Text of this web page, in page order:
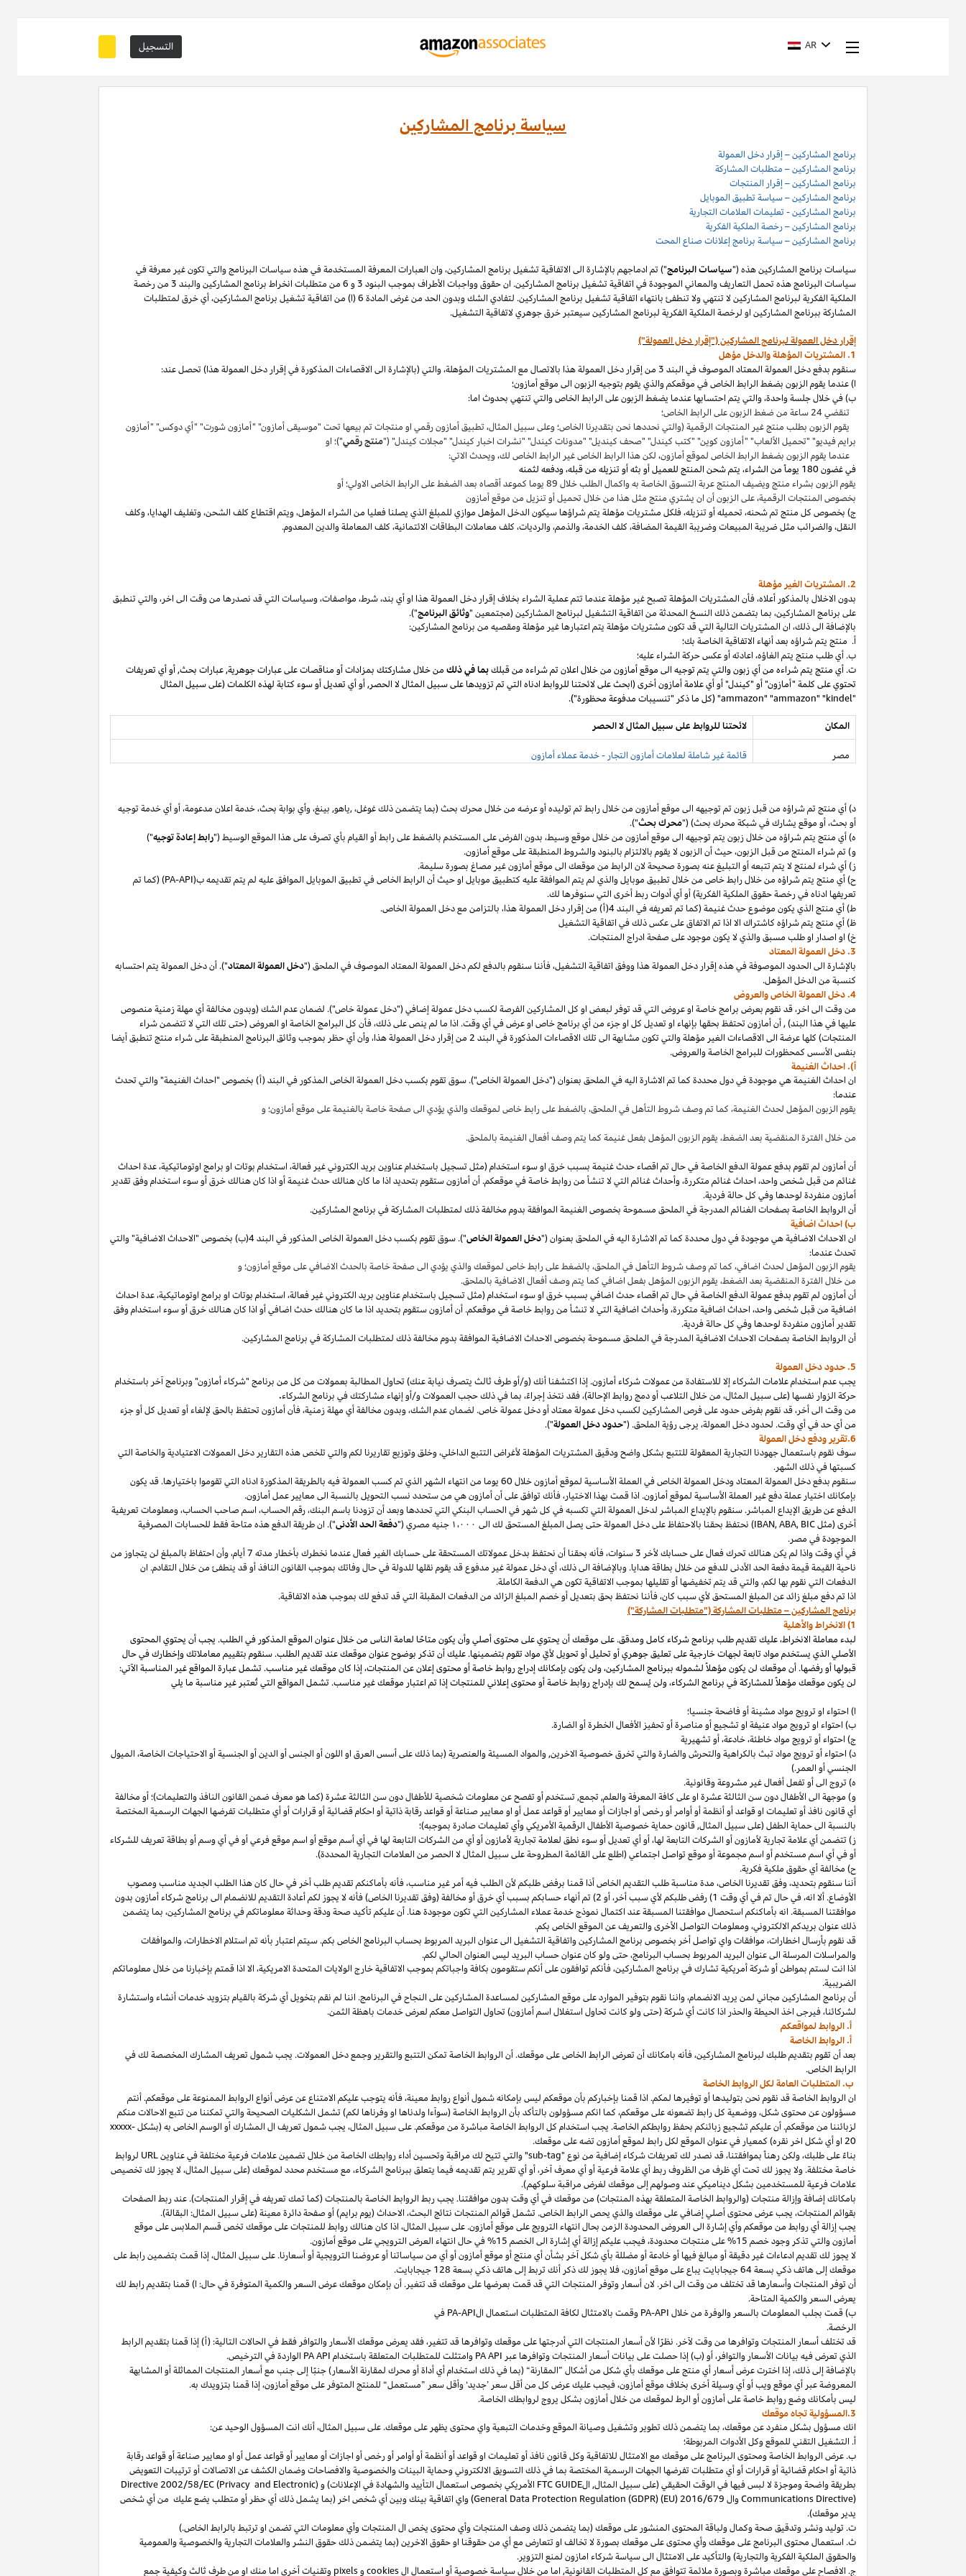
التسجيل AR
سياسة برنامج المشاركين
برنامج المشاركين – إقرار دخل العمولة
برنامج المشاركين – متطلبات المشاركة
برنامج المشاركين – إقرار المنتجات
برنامج المشاركين – سياسة تطبيق الموبايل
برنامج المشاركين - تعليمات العلامات التجارية
برنامج المشاركين – رخصة الملكية الفكرية
برنامج المشاركين – سياسة برنامج إعلانات صناع المحت
سياسات برنامج المشاركين هذه ("سياسات البرنامج") تم ادماجهم بالإشارة الى الاتفاقية تشغيل برنامج المشاركين، وان العبارات المعرفة المستخدمة في هذه سياسات البرنامج والتي تكون غير معرفة في
سياسات البرنامج هذه تحمل التعاريف والمعاني الموجودة في اتفاقية تشغيل برنامج المشاركين. ان حقوق وواجبات الأطراف بموجب البنود 3
و 6
من متطلبات انخراط برنامج المشاركين والبند 3 من رخصة
الملكية الفكرية لبرنامج المشاركين لا تنتهي ولا تنطفئ بانتهاء اتفاقية تشغيل برنامج المشاركين. لتفادي الشك وبدون الحد من غرض المادة 6 (ا) من اتفاقية تشغيل برنامج المشاركين، أي خرق لمتطلبات
المشاركة ببرنامج المشاركين او لرخصة الملكية الفكرية لبرنامج المشاركين سيعتبر خرق جوهري لاتفاقية التشغيل.
إقرار دخل العمولة لبرنامج المشاركين ("إقرار دخل العمولة")
1. المشتريات المؤهلة والدخل مؤهل
سنقوم بدفع دخل العمولة المعتاد الموصوف في البند 3 من إقرار دخل العمولة هذا بالاتصال مع المشتريات المؤهلة
،والتي (بالإشارة الى الاقصاءات المذكورة في إقرار دخل العمولة هذا) تحصل عند:
ا) عندما يقوم الزبون بضغط الرابط الخاص في موقعكم والذي يقوم بتوجيه الزبون الى موقع أمازون؛
ب) في خلال جلسة واحدة،والتي يتم احتسابها عندما يضغط الزبون على الرابط الخاص والتي تنتهي بحدوث اما:
تنقضي 24 ساعة من ضغط الزبون على الرابط الخاص؛
يقوم الزبون بطلب منتج غير المنتجات الرقمية (والتي نحددها نحن بتقديرنا الخاص؛وعلى سبيل المثال، تطبيق أمازون رقمي او منتجات تم بيعها تحت "موسيقى أمازون" "أمازون شورت" "أي دوكس" "أمازون
برايم فيديو" "تحميل الألعاب" "أمازون كوين" "كتب كيندل" "صحف كينديل" "مدونات كيندل" "نشرات اخبار كيندل" "مجلات كيندل" ("منتج رقمي")؛ او
عندما يقوم الزبون بضغط الرابط الخاص لموقع أمازون، لكن هذا الرابط الخاص غير الرابط الخاص لك،ويحدث الاتي:
في غضون180 يوماً من الشراء، يتم شحن المنتج للعميل أو بثه أو تنزيله من قبله، ودفعه لثمنه
يقوم الزبون بشراء منتج ويضيف المنتج عربة التسوق الخاصة به واكمال الطلب خلال 89 يوما كموعد أقصاه بعد الضغط على الرابط الخاص الاولي؛ أو
بخصوص المنتجات الرقمية،على الزبون أن ان يشتري منتج مثل هذا من خلال تحميل أو تنزيل من موقع أمازون
ج) بخصوص كل منتج تم شحنه، تحميله أو تنزيله،فلكل مشتريات مؤهلة يتمشراؤهاسيكون الدخل المؤهل موازي للمبلغ الذي يصلنا فعليا من الشراء المؤهل،ويتم اقتطاع كلف الشحن،وتغليف الهدايا،وكلف
النقل،والضرائب مثل ضريبة المبيعات وضريبة القيمة المضافة، كلف الخدمة،والذمم،والرديات، كلف معاملات البطاقات الائتمانية، كلف المعاملة والدين المعدوم.
2. المشتريات
الغير مؤهلة
بدون الاخلال بالمذكور أعلاه،فأن المشتريات المؤهلة تصبح غير مؤهلة عندما تتم عملية الشراء بخلاف إقرار دخل العمولة هذا او أي بند،شرط، مواصفات،وسياسات التي قد نصدرها من وقت الى اخر،والتي تنطبق
على برنامج المشاركين، بما بتضمن ذلك النسخ المحدثة من اتفاقية التشغيل لبرنامج المشاركين (مجتمعين "وثائق البرنامج").
بالإضافة الى ذلك، ان المشتريات التالية التي قد تكون مشتريات مؤهلة يتم اعتبارها غير مؤهلة ومقصيه من برنامج المشاركين:
أ. منتج يتمشراؤه بعد أنهاء الاتفاقية الخاصة بك؛
ب. أي طلب منتج يتم الغاؤه، اعادته أو عكس حركة الشراء عليه؛
ت. أي منتج يتم شراءه من أي زبون والتي يتم توجيه الى موقع أمازون من خلال اعلان تم شراءه من قبلكبما في ذلك من خلال مشاركتك بمزادات أو مناقصات على عبارات جوهرية, عبارات بحث, أو أي تعريفات
تحتوي على كلمة "أمازون" أو "كيندل" أو أي علامة أمازون أخرى (ابحث على لائحتنا للروابط ادناه التي تم تزويدها على سبيل المثال لا الحصر, أو أي تعديل أو سوء كتابة لهذه الكلمات (على سبيل المثال
"ammazon" "ammazon" "kindel" (كل ما ذكر "تنسيبات مدفوعة محظورة").
المكان
لائحتنا للروابط على سبيل المثال لا الحصر
مصر قائمة غير شاملة لعلامات أمازون التجار - خدمة عملاء أمازون
د) أي منتج تمشراؤه من قبل زبون تم توجيهه الى موقع أمازون من خلال رابط تم توليده أو عرضه من خلال محرك بحث (بما يتضمن ذلكغوغل،,ياهو, بينغ،وأي بوابة بحث،خدمة اعلان مدعومة،أوأي خدمة توجيه
أو بحث،أو موقع يشارك في شبكة محرك بحث) ("محرك بحث").
ه) أي منتج يتمشراؤه من خلال زبون يتم توجيهه الى موقع أمازون من خلال موقعوسيط، بدون الفرض على المستخدم بالضغط على رابط أو القيام بأي تصرف على هذا الموقع الوسيط ("رابط إعادة توجيه")
و) تم شراء المنتج من قبل الزبون،حيثأن الزبون لا يقوم بالالتزام بالبنودوالشروط المنطبقةعلى موقع أمازون.
ز) أي شراء لمنتج لا يتم تتبعه أو التبليغ عنه بصورة صحيحة لان الرابط من موقعك الى موقع أمازون غير مصاغ بصورة سليمة.
ح) أي منتج يتمشراؤه من خلال رابط خاص من خلال تطبيق موبايلوالذي لم يتم الموافقة عليه كتطبيق موبايل او حيثأن الرابط الخاص في تطبيق الموبايل الموافقعليه لم يتم تقديمه ب(PA-API) (كما تم
تعريفها ادناه في رخصة حقوق الملكية الفكرية) أو أي أدوات ربط أخرى التي سنوفرها لك.
ط) أي منتج الذي يكون موضوع حدث غنيمة (كما تم تعريفه في البند 4(أ) من إقرار دخل العمولة
هذا، بالتزامن مع دخل العمولة الخاص.
ظ) أي منتج يتمشراؤه كاشتراك الا اذا تم الاتفاق على عكس ذلك في اتفاقية التشغيل
خ) او اصدار او طلب مسبق والذي لا يكون موجود على صفحة ادراج المنتجات.
3. دخل العمولة المعتاد
بالإشارة الى الحدود الموصوفة في هذه إقرار دخل العمولة هذا ووفق اتفاقية التشغيل،فأننا سنقوم بالدفع لكم دخل العمولة المعتاد الموصوف في الملحق ("دخل العمولة المعتاد"). أن دخل العمولة يتم احتسابه
كنسبة من الدخل المؤهل.
4. دخل العمولة الخاص والعروض
من وقت الى اخر،قد نقوم بعرض برامج خاصة او عروض التي قد توفر لبعض او كل المشاركين الفرصة لكسب دخل عمولة إضافي ("دخل عمولة خاص"). لضمان عدم الشك (وبدون مخالفة أي مهلة زمنية منصوص
عليها في هذا البند)
,أن أمازون تحتفظ بحقها بإنهاء او تعديل كل او جزء من أي برنامج خاص او عرض في أي وقت. اذا ما لم ينص علىذلك،فأن كل البرامج الخاصة او العروض (حتى تلك التي لا تتضمن شراء
المنتجات) كلها عرضة الى الاقصاءات الغير مؤهلةوالتي تكون مشابهة الى تلك الاقصاءات المذكورة في البند 2 من إقرار دخل العمولةهذا،وأن أي حظر بموجب وثائق البرنامج المنطبقة على شراء منتج تنطبق أيضا
بنفس الأسس كمحظورات للبرامج الخاصة والعروض.
أ). احداث الغنيمة
ان احداث الغنيمة هي موجودة في دول محددة كما تم الاشارة اليه في الملحق بعنوان ("دخل العمولة الخاص"). سوق تقوم بكسب دخل العمولة الخاص المذكور في البند (أ) بخصوص "احداث الغنيمة" والتي تحدث
عندما:
يقوم الزبون المؤهل لحدث الغنيمة، كما تم وصف شروط التأهل في الملحق، بالضغط على رابط خاص لموقعك والذي يؤدي الى صفحة خاصة بالغنيمة على موقع أمازون؛ و
من خلال الفترة المنقضية بعد الضغط، يقوم الزبون المؤهل بفعل غنيمة كما يتم وصف أفعال الغنيمة بالملحق.
أن أمازون لم تقوم بدفع عمولة الدفع الخاصة في حال تم اقصاء حدث غنيمة بسبب خرق او سوء استخدام (مثل تسجيل باستخدام عناوين بريد الكتروني غير فعالة، استخدام بوتات او برامج اوتوماتيكية،عدة احداث
غنائم من قبل شخصواحد، احداث غنائم متكررة،وأحداث غنائم التي لا تنشأ من روابط خاصة في موقعكم. أن أمازون ستقوم بتحديد اذا ما كان هنالك حدث غنيمة أو اذا كان هنالك خرق أو سوء استخدام وفق تقدير
أمازون منفردة لوحدها وفي كل حالة فردية.
أن الروابط الخاصة بصفحات الغنائم المدرجة في الملحق مسموحة بخصوص الغنيمة الموافقة بدوم مخالفة ذلك لمتطلبات المشاركة في برنامج المشاركين.
ب) احداث اضافية
ان الاحداث الاضافية هي موجودة في دول محددة كما تم الاشارة اليه في الملحق بعنوان ("دخل العمولة الخاص
"). سوق تقوم بكسب دخل العمولة الخاص المذكور في البند 4(ب) بخصوص "الاحداث الاضافية" والتي
تحدث عندما:
يقوم الزبون المؤهل لحدث اضافي، كما تم وصف شروط التأهل في الملحق، بالضغط على رابط خاص لموقعك والذي يؤدي الى صفحة خاصة بالحدث الاضافي على موقع أمازون؛ و
من خلال الفترة المنقضية بعد الضغط، يقوم الزبون المؤهل بفعل اضافي كما يتم وصف أفعال الاضافية بالملحق.
أن أمازون لم تقوم بدفع عمولة الدفع الخاصة في حال تم اقصاء حدث اضافي بسبب خرق او سوء استخدام (مثل تسجيل باستخدام عناوين بريد الكتروني غيرفعالة، استخدام بوتات او برامج اوتوماتيكية،عدة احداث
اضافية من قبل شخصواحد، احداث اضافية متكررة،وأحداث اضافية التي لا تنشأ من روابط خاصة في موقعكم. أن أمازون ستقوم بتحديد اذا ما كان هنالك حدث اضافي أو اذا كان هنالك خرق أو سوء استخدام وفق
تقدير أمازون منفردة لوحدها وفي كل حالة فردية.
أن الروابط الخاصة بصفحات الاحداث الاضافية المدرجة في الملحق مسموحة بخصوص الاحداث الاضافية الموافقة بدوم مخالفة ذلك لمتطلبات المشاركة في برنامج المشاركين.
5. حدود دخل العمولة
يجب عدم استخدام علامات الشركاء إلا للاستفادة من عمولات شركاء أمازون. إذا اكتشفنا أنك (و/أو طرف ثالث يتصرف نيابة عنك) تحاول المطالبة بعمولات من كل من برنامج "شركاء أمازون" وبرنامج آخر باستخدام
حركة الزوار نفسها (على سبيل المثال، من خلال التلاعب أو دمج روابط الإحالة)، فقد نتخذ إجراءً، بما في ذلك حجب العمولات و/أو إنهاء مشاركتك في برنامج الشركاء.
من وقت الىأخر،قد نقوم بفرض حدود على فرص المشاركين لكسب دخل عمولة معتاد أو دخل عمولة خاص. لضمان عدم الشك،وبدون مخالفة أي مهلةزمنية،فأن أمازون تحتفظ بالحق لإلغاء أو تعديل كل أو جزء
من أي حد في أي وقت. لحدود دخل العمولة، يرجى رؤية الملحق. ("حدود دخل العمولة").
6.تقرير ودفع دخل العمولة
سوف نقوم باستعمال جهودنا التجارية المعقولة للتتبع بشكل واضح ودقيق المشتريات المؤهلة لأغراض التتبع الداخلي،وخلق وتوزيع تقاريرنا لكم والتي تلخص هذه التقارير دخل العمولات الاعتيادية والخاصة التي
كسبتها في ذلك الشهر.
سنقوم بدفع دخل العمولة المعتاد ودخل العمولة الخاص في العملة الأساسية لموقع أمازون خلال 60 يوما من انتهاء الشهر الذي تم كسب العمولة فيه بالطريقة المذكورة ادناه التي تقوموا باختيارها. قد يكون
بإمكانك اختيار عملة دفع غير العملة الأساسية لموقع أمازون. اذا قمت بهذا الاختيار،فأنك توافق على أن أمازون هي من ستحدد نسب التحويل بالنسبة الى معايير عمل أمازون.
الدفع عن طريق الإيداع المباشر. سنقوم بالإيداع المباشر لدخل العمولة التي تكسبه في كل شهر في الحساب البنكي التي تحددها وبعد أن تزودنا باسم البنك،رقم الحساب، اسم صاحب الحساب،ومعلومات تعريفية
أخرى (مثل
IBAN,ABA, BIC ) نحتفظ بحقنا بالاحتفاظ على دخل العمولة حتى يصل المبلغ المستحق لك الى ١٬٠٠٠ جنيه مصري("دفعة الحد الأدنى")
. انطريقة الدفعهذه متاحةفقط للحسابات المصرفية
الموجودةفي مصر.
في أي وقتواذا لم يكن هنالك تحرك فعال على حسابك لأخر 3 سنوات،فأنه بحقنا أن نحتفظ بدخل عمولاتك المستحقة على حسابك الغير فعالعندما نخطرك بأخطار مدته 7 أيام،وأن احتفاظ بالمبلغ لن يتجاوز من
ناحية القيمة قيمة دفعة الحد الأدنى للدفع من خلال بطاقة هدايا. وبالإضافة الىذلك،أي دخل عمولة غير مدفوع قد يقوم نقلها للدولة في حال وفاتك بموجب القانون النافذ أو قد ينطفئ من خلال التقادم. ان
الدفعات التي نقوم بها لكم،والتي قد يتم تخفيضها أو تقليلها بموجب الاتفاقية تكون هي الدفعة الكاملة.
اذا تم دفع مبلغ زائد عن المبلغ المستحق لأي سبب كان،فأننا نحتفظ بحق بتعديل أو خصم المبلغ الزائد من الدفعات المقبلة التي قد تدفع لك بموجب هذه الاتفاقية.
برنامج المشاركين – متطلبات المشاركة ("متطلبات المشاركة")
1) الانخراط والأهلية
لبدء معاملة الانخراط، عليك تقديم طلب برنامج شركاء كامل ومدقق. على موقعك أن يحتوي على محتوى أصلي وأن يكون متاحًا لعامة الناس من خلال عنوان الموقع المذكور في الطلب. يجب أن يحتوي المحتوى
الأصلي الذي يستخدم مواد تابعة لجهات خارجية على تعليق جوهري أو تحليل أو تحويل لأيّ مواد تقوم بتضمينها. عليك أن تذكر بوضوح عنوان موقعك عند تقديم الطلب. سنقوم بتقييم معاملاتك وإخطارك في حال
قبولها أو رفضها. أن موقعك لن يكون مؤهلاً لشموله ببرنامج المشاركين، ولن يكون بإمكانك إدراج روابط خاصة أو محتوى إعلان عن المنتجات، إذا كان موقعك غير مناسب. تشمل عبارة المواقع غير المناسبة الآتي:
لن يكون موقعك مؤهلاً للمشاركة في برنامج الشركاء، ولن يُسمح لك بإدراج روابط خاصة أو محتوى إعلاني للمنتجات إذا تم اعتبار موقعك غير مناسب. تشمل المواقع التي تُعتبر غير مناسبة ما يلي
ا) احتواء او ترويج مواد مشينة أو فاضحة جنسيا؛
ب) احتواء او ترويج موادعنيفة او تشجيع أو مناصرة أو تحفيز الأفعال الخطرة أو الضارة.
ج) احتواء أو ترويج موادخاطئة،خادعة،أو تشهيرية
د) احتواء أو ترويج مواد تبث بالكراهية والتحرش والضارة والتي تخرق خصوصية الاخرين,والمواد المسيئة والعنصرية (بما ذلك على أسس العرق او اللون أو الجنس أو الدين أو الجنسية أو الاحتياجات الخاصة، الميول
الجنسي أو العمر.)
ه) تروج الى أو تفعل أفعال غير مشروعة وقانونية.
و) موجهة الى الأطفال دون سن الثالثة عشرة او على كافة المعرفة والعلم, تجمع, تستخدم أو تفصح عن معلومات شخصية للأطفال دون سن الثالثة عشرة (كما هو معرف ضمن القانون النافذ والتعليمات)؛ أو مخالفة
أي قانون نافذ أو تعليمات او قواعد أو أنظمة أو أوامر أو رخص أو اجازات أو معايير أو قواعد عمل أو او معايير صناعة أو قواعد رقابة ذاتية أو احكام قضائية أو قرارات أو أي متطلبات تفرضها الجهات الرسمية المختصة
بالنسبة الى حماية الطفل (على سبيل المثال, قانون حماية خصوصية الأطفال الرقمية الأمريكي وأي تعليمات صادرة بموجبه)؛
ز) تتضمن أي علامة تجارية لأمازون أو الشركات التابعة لها،أو أي تعديل أو سوء نطق لعلامة تجارية لأمازون أو أي من الشركات التابعة لها في أي أسم موقع أو اسم موقع فرعي أو في أي وسم أو بطاقة تعريف للشركاء
أو في أي اسم مستخدم أو اسم مجموعة أو موقع تواصل اجتماعي (اطلع على القائمة المطروحة على سبيل المثال لا الحصر من العلامات التجارية المحددة).
ح) مخالفة أي حقوق ملكية فكرية.
أننا سنقوم بتحديد،وفق تقديرنا الخاص، مدة مناسبة طلب التقديم الخاص أذا قمنا برفض طلبكم لأن الطلب فيه أمر غير مناسب،فأنه بأماكنكم تقديم طلب أخر في حال كان هذا الطلب الجديد مناسب ومصوب
الأوضاع. ألا انه،في حال تم في أي وقت 1) رفض طلبكم لأي سبب أخر،أو 2) تم أنهاء حسابكم بسبب أي خرق أو مخالفة (وفق تقديرنا الخاص)فأنه لا يجوز لكم أعادة التقديم للانضمام الى برنامج شركاء أمازون بدون
موافقتنا المسبقة. انه بأماكنكم استحصال موافقتنا المسبقة عند اكتمال نموذج خدمة عملاء المشاركين التي تكون موجودة هنا. أن عليكم تأكيد صحة ودقة وحداثة معلوماتكم في برنامج المشاركين، بما يتضمن
ذلك عنوان بريدكم الالكتروني،ومعلومات التواصل الأخرى والتعريف عن الموقع الخاص بكم.
قد نقوم بأرسال اخطارات، موافقات واي تواصل أخر بخصوص برنامج المشاركين واتفاقية التشغيل الى عنوان البريد المربوط بحساب البرنامج الخاص بكم. سيتم اعتبار بأنه تم استلام الاخطارات،والموافقات
والمراسلات المرسلة الى عنوان البريد المربوط بحساب البرنامج،حتى ولو كان عنوان حساب البريد ليس العنوان الحالي لكم.
اذا انت لستم بمواطن أو شركة أمريكية تشارك في برنامج المشاركين،فأنكم توافقون على أنكم ستقومون بكافة واجباتكم بموجب الاتفاقيةخارج الولايات المتحدة الامريكية، الا اذا قمتم بإخبارنا من خلال معلوماتكم
الضريبية.
أن برنامج المشاركين مجاني لمن يريد الانضمام،واننا نقوم بتوفير الموارد على موقع المشاركين لمساعدة المشاركين على النجاح في البرنامج. اننا لم نقم بتخويل أي شركة بالقيام بتزويد خدمات أنشاء واستشارة
لشركائنا،فيرجى اخذ الحيطة والحذر اذا كانت أي شركة (حتى ولو كانت تحاول استغلال اسم أمازون) تحاول التواصل معكم لعرض خدمات باهظة الثمن.
أ. الروابط لمواقعكم
أ. الروابط الخاصة
بعد أن تقوم بتقديم طلبك لبرنامج المشاركين،فأنه بامكانكأن تعرض الرابط الخاص على موقعك. أن الروابط الخاصة تمكن التتبع والتقرير وجمع دخل العمولات. يجب شمول تعريف المشارك المخصصة لك في
الرابط الخاص.
ب. المتطلبات العامة لكل الروابط الخاصة
ان الروابط الخاصة قد نقوم نحن بتوليدها أو توفيرها لمكم. اذا قمنا بإخباركم بأن موقعكم ليس بإمكانه شمول أنواع روابط معينة،فأنه يتوجب عليكم الامتناع عن عرض أنواع الروابط الممنوعة على موقعكم. أنتم
مسؤولون عن محتوىشكل،ووضعية كل رابط تضعونه على موقعكم، كما انكم مسؤولون بالتأكد بأن الروابط الخاصة (سوآءا ولدناها او وفرناها لكم) تشمل الشكليات الصحيحة والتي تمكننا من تتبع الاحالات منكم
لزبائننا من موقعكم. أن عليكم تشجيع زبائنكم بحفظ روابطكم الخاصة. يجب استخدام كل الروابط الخاصة مباشرة من موقعكم. على سبيل المثال، يجب شمول تعريف ال المشارك أو الوسم الخاص به (بشكلxxxxx-
20 او أي شكل اخر نقره) كمعيار في عنوان الموقع لكل رابط لموقع أمازون تضه على موقعك.
بناءً على طلبك، ولكن رهناً بموافقتنا، قد نصدر لك تعريفات شركاء إضافية من نوع "sub-tag" والتي تتيح لك مراقبة وتحسين أداء روابطك الخاصة من خلال تضمين علامات فرعية مختلفة في عناوينURL لروابط
خاصة مختلفة. ولا يجوز لك تحت أي ظرف من الظروف ربط أي علامة فرعية أو أي معرف آخر، أو أي تقرير يتم تقديمه فيما يتعلق ببرنامج الشركاء، مع مستخدم محدد لموقعك (على سبيل المثال، لا يجوز لك تخصيص
علامات فرعية للمستخدمين بشكل ديناميكي عند وصولهم إلى موقعك لغرض مراقبة سلوكهم).
بامكانك إضافة وإزالة منتجات (والروابط الخاصة المتعلقة بهذه المنتجات) من موقعك في أي وقت بدون موافقتنا. يجب ربط الروابط الخاصة بالمنتجات (كما تمك تعريفه في إقرار المنتجات). عند ربط الصفحات
بقوائم المنتجات، يجب عرض محتوىأصلي إضافي على موقعك والذي يحص الرابط الخاص. تشمل قوائم المنتجات نتائج البحث، الاحداث (يوم برايم) أو صفحة دائرة معينة (على سبيل المثال: البقالة).
يجب إزالة أي روابط من موقعكم وأي إشارة الى العروض المحدودة الزمن بحال انتهاء الترويج على موقع أمازون. على سبيل المثال، اذا كان هنالك روابط للمنتجات على موقعك تخص قسم الملابس على موقع
أمازون والتي تذكر وجود خصم 15% على منتجات محدودة،فيجب عليكم إزالة أي إشارة الى الخصم 15% في حال انتهاء العرض الترويجي على موقع أمازون.
لا يجوز لك تقديم ادعاءاتغيردقيقةأو مبالغفيهاأوخادعةأو مضللة بأيشكلآخر بشأنأي منتجأو موقعأمازونأوأي منسياساتناأوعروضنا الترويجيةأوأسعارنا.علىسبيل المثال،إذا قمت بتضمينرابطعلى
موقعكإلىهاتفذكي بسعة جيجابايت يباععلى موقعأمازون،فلا يجوز لكذكرأنك تربطإلىهاتفذكي بسعة جيجابايت.
أن توفر المنتجات وأسعارها قد تختلف من وقت الى اخر. لان أسعار وتوفر المنتجات التي قد قمت بعرضها على موقعك قد تتغير. أن بإمكان موقعك عرض السعر والكمية المتوفرة في حال: ا) قمنا بتقديم رابط لك
يعرض السعر والكمية المتاحة.
ب) قمت بجلب المعلومات بالسعر والوفرة من خلال PA-API وقمت بالامتثال لكافة المتطلبات استعمال ال PA-API
في
الرخصة.
قد تختلف أسعار المنتجات وتوافرها من وقت لآخر. نظرًا لأن أسعار المنتجات التي أدرجتها على موقعك وتوافرها قد تتغير، فقد يعرض موقعك الأسعار والتوافر فقط في الحالات التالية: (أ) إذا قمنا بتقديم الرابط
الذي تعرض فيه بيانات الأسعار والتوافر، أو (ب) إذا حصلت على بيانات أسعار المنتجات وتوافرها عبر
وامتثلت للمتطلبات المتعلقة باستخدام الواردة في الترخيص.
بالإضافة إلىذلك، إذا اخترتعرضأسعار أي منتجعلى موقعك بأيشكل منأشكال ”المقارنة“
(بمافيذلك استخدامأيأداةأو محرك لمقارنة الأسعار)جنبًا إلىجنب معأسعار المنتجات المماثلةأو المشابهة
المعروضةعبر أي موقعويبأوأيوسيلةأخرى بخلاف موقعأمازون،فيجبعليكعرض كل منأقلسعر ’جديد‘ وأقلسعر ”مستعمل“ للمنتج المتوفر على موقعأمازون، إذا قمنا بتزويدك به.
ليس بأمكانكوضع روابط خاصة على أمازون أو الرط لموقعك من خلال أمازون بشكل يروج لروابطك الخاصة.
3.المسؤولية تجاه موقعك
انك مسؤول بشكل منفرد عن موقعك، بما يتضمن ذلك تطويروتشغيلوصيانة الموقع وخدمات التبعية واي محتوى يظهر على موقعك. على سبيل المثال،أنك انت المسؤول الوحيد عن:
أ. التشغيل التقني للموقع وكل الأدوات المربوطة؛
ب. عرض الروابط الخاصة ومحتوى البرنامج على موقعك مع الامتثال للاتفاقية وكل قانون نافذ أو تعليمات او قواعد أو أنظمة أو أوامر أو رخص أو اجازات أو معايير أو قواعد عمل أو او معايير صناعة أو قواعد رقابة
ذاتية أو احكام قضائية أو قرارات أو أي متطلبات تفرضها الجهات الرسمية المختصة بما في ذلك التسويق الالكتروني وحماية البينات والخصوصيةوالافصاحاتوضمان الكشف عن الاتصالات أو ترتيبات التعويض
بطريقة واضحة وموجزة لا لبس فيها في الوقت الحقيقي(على سبيل المثال, الFTC GUIDE الأمريكي بخصوص استعمال التأييد والشهادة في الإعلانات) و (Directive 2002/58/EC (Privacy and Electronic
Communications Directive) وال General Data Protection Regulation (GDPR) (EU) 2016/679) واي اتفاقية بينك وبين أي شخص اخر (بما يشمل ذلك أي حظر أو متطلب يضع عليك من أي شخص
يدير موقعك).
ت. توليد ونشر وتدقيق صحة وكمال ولباقة المحتوى المنشور على موقعك (بما يتضمن ذلك وصف المنتجات وأي محتوى يخص ال المنتجات وأي معلومات التي تضمن او ترتبط بالرابط الخاص.)
ث. استعمال محتوى البرنامج على موقعك وأي محتوى على موقعك بصورة لا تخالف او تتعارض مع أي من حقوقنا او حقوق الاخرين (بما يتضمن ذلك حقوق النشر والعلامات التجارية والخصوصية والعمومية
والحقوق الملكية الفكرية والتجارية) والتأكيد على الامتثال الى سياسة شركاء امازون لمنع التزوير.
ج. الافصاح على موقعك مباشرة وبصورة ملائمة تتوافق مع كل المتطلبات القانونية, اما من خلال سياسة خصوصية أو استعمال الcookiesوpixels وتقنيات أخرى اما منك او من طرف ثالث وكيفية جمع